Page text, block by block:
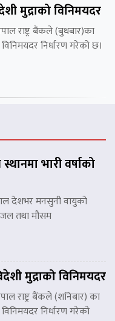
मुद्राको विनिमयदर
राष्ट्र बैंकले (बुधबार)का
निर्धारण गरेको छ।
भारी वर्षाको
देशभर मनसुनी वायुको
जल तथा मौसम
मुद्राको विनिमयदर
राष्ट्र बैंकले (शनिबार) का
निर्धारण गरेको